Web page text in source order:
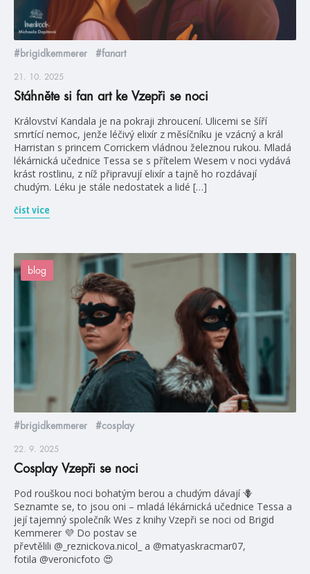
#brigidkemmerer #fanart
21. 10. 2025
Stáhněte si fan art ke Vzepři se noci
Království Kandala je na pokraji zhroucení. Ulicemi se šíří
smrtící nemoc, jenže léčivý elixír z měsíčníku je vzácný a král
Harristan s princem Corrickem vládnou železnou rukou. Mladá
lékárnická učednice Tessa se s přítelem Wesem v noci vydává
krást rostlinu, z níž připravují elixír a tajně ho rozdávají
chudým. Léku je stále nedostatek a lidé […]
číst více
blog
#brigidkemmerer #cosplay
22. 9. 2025
Cosplay Vzepři se noci
Pod rouškou noci bohatým berou a chudým dávají 🪻
Seznamte se, to jsou oni – mladá lékárnická učednice Tessa a
její tajemný společník Wes z knihy Vzepři se noci od Brigid
Kemmerer 💜 Do postav se
převtělili @_reznickova.nicol_ a @matyaskracmar07,
fotila @veronicfoto 😍